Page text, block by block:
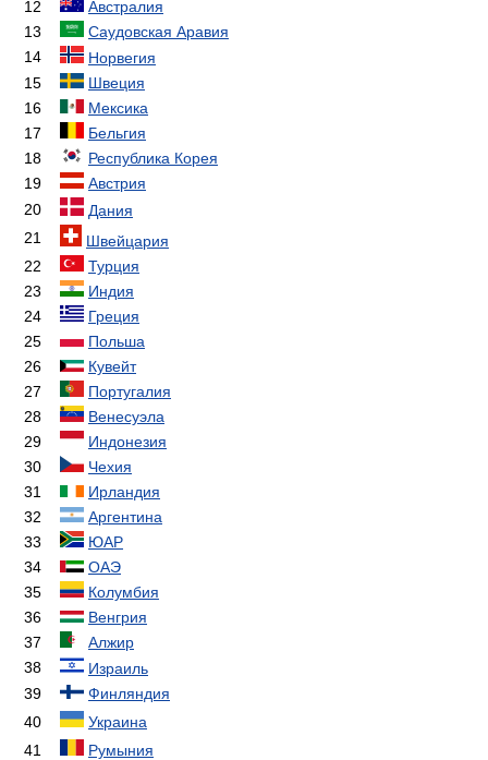
12
Австралия
13
Саудовская Аравия
14
Норвегия
15
Швеция
16
Мексика
17
Бельгия
18
Республика Корея
19
Австрия
20
Дания
21
Швейцария
22
Турция
23
Индия
24
Греция
25
Польша
26
Кувейт
27
Португалия
28
Венесуэла
29
Индонезия
30
Чехия
31
Ирландия
32
Аргентина
33
ЮАР
34
ОАЭ
35
Колумбия
36
Венгрия
37
Алжир
38
Израиль
39
Финляндия
40
Украина
41
Румыния